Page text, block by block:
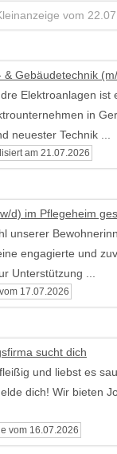
vom
Gebäudetechnik
Elektroanlagen ist
in
neuester Technik ...
am 21.07.2026
d) im Pflegeheim
unserer
engagierte und
Unterstützung ...
17.07.2026
sucht dich
und liebst es
dich! Wir bieten
vom 16.07.2026